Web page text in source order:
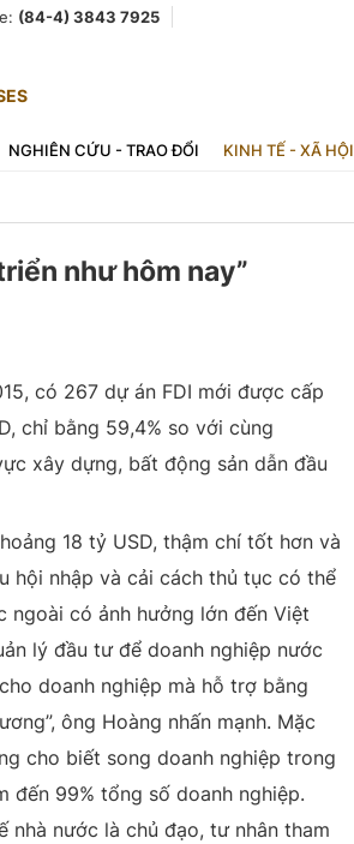
(84-4) 3843 7925
NGHIÊN CỨU - TRAO ĐỔI KINH TẾ - XÃ HỘI
như hôm nay”
có 267 dự án FDI mới được cấp
chỉ bằng 59,4% so với cùng
xây dựng, bất động sản dẫn đầu
18 tỷ USD, thậm chí tốt hơn và
hội nhập và cải cách thủ tục có thể
ngoài có ảnh hưởng lớn đến Việt
lý đầu tư để doanh nghiệp nước
doanh nghiệp mà hỗ trợ bằng
ông Hoàng nhấn mạnh. Mặc
cho biết song doanh nghiệp trong
đến 99% tổng số doanh nghiệp.
nhà nước là chủ đạo, tư nhân tham